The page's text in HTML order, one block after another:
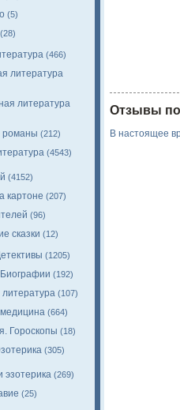
(5)
(28)
(466)
литература
литература
(212)
(4543)
(4152)
картоне (207)
(96)
сказки (12)
(1205)
(192)
литература (107)
(664)
Гороскопы (18)
(305)
эзотерика (269)
(25)
Отзывы
В настоящее